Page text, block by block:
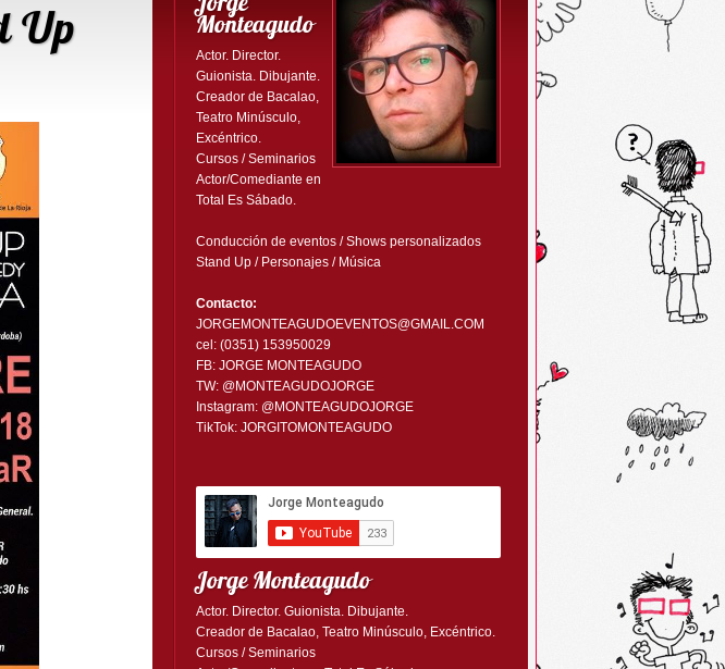
Monteagudo
Actor. Director.
Guionista. Dibujante.
Creador de Bacalao,
Teatro Minúsculo,
Excéntrico.
Cursos / Seminarios
Actor/Comediante en
Total Es Sábado.
Conducción de eventos / Shows personalizados
Stand Up / Personajes / Música
Contacto:
JORGEMONTEAGUDOEVENTOS@GMAIL.COM
cel: (0351) 153950029
FB: JORGE MONTEAGUDO
TW: @MONTEAGUDOJORGE
Instagram: @MONTEAGUDOJORGE
TikTok: JORGITOMONTEAGUDO
Jorge Monteagudo
Actor. Director. Guionista. Dibujante.
Creador de Bacalao, Teatro Minúsculo, Excéntrico.
Cursos / Seminarios
Up